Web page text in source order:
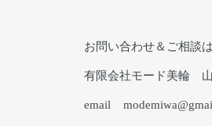
お問い合わせ＆ご相談は
有限会社モード美輪
email